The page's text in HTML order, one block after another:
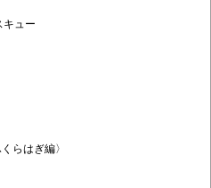
キュー
らはぎ編〉